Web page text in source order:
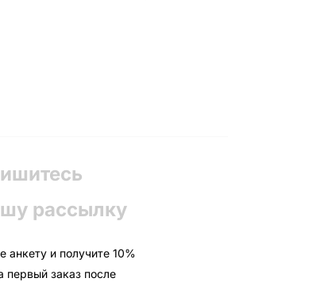
рассылку
анкету и получите 10%
первый заказ после